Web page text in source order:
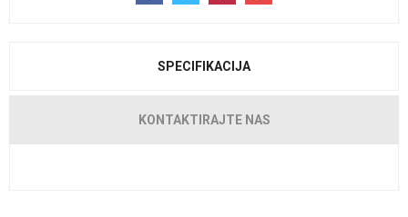
SPECIFIKACIJA
KONTAKTIRAJTE NAS